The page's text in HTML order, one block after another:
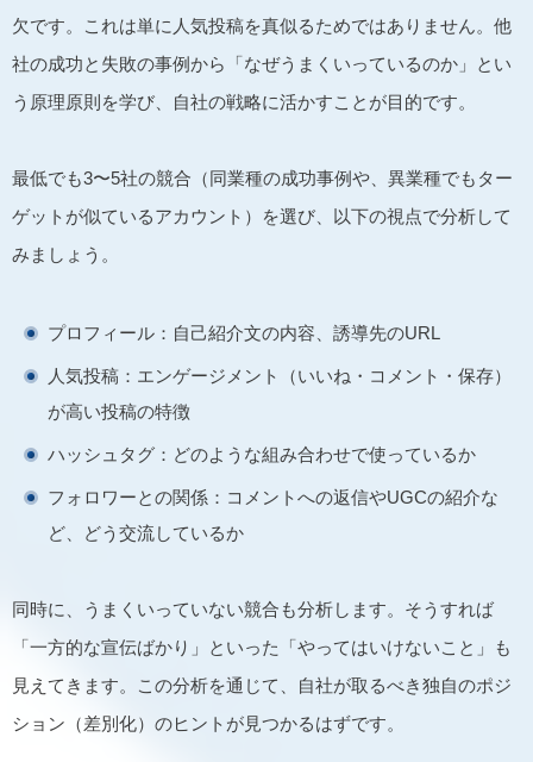
欠です。これは単に人気投稿を真似るためではありません。他
社の成功と失敗の事例から「なぜうまくいっているのか」とい
う原理原則を学び、自社の戦略に活かすことが目的です。
最低でも3〜5社の競合（同業種の成功事例や、異業種でもター
ゲットが似ているアカウント）を選び、以下の視点で分析して
みましょう。
プロフィール：自己紹介文の内容、誘導先のURL
人気投稿：エンゲージメント（いいね・コメント・保存）
が高い投稿の特徴
ハッシュタグ：どのような組み合わせで使っているか
フォロワーとの関係：コメントへの返信やUGCの紹介な
ど、どう交流しているか
同時に、うまくいっていない競合も分析します。そうすれば
「一方的な宣伝ばかり」といった「やってはいけないこと」も
見えてきます。この分析を通じて、自社が取るべき独自のポジ
ション（差別化）のヒントが見つかるはずです。